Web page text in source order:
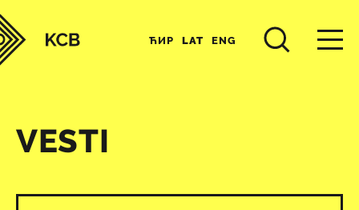
ЋИР LAT ENG
VESTI